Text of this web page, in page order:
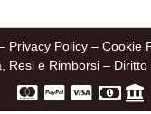
Privacy Policy – Cookie
Resi e Rimborsi – Diritto